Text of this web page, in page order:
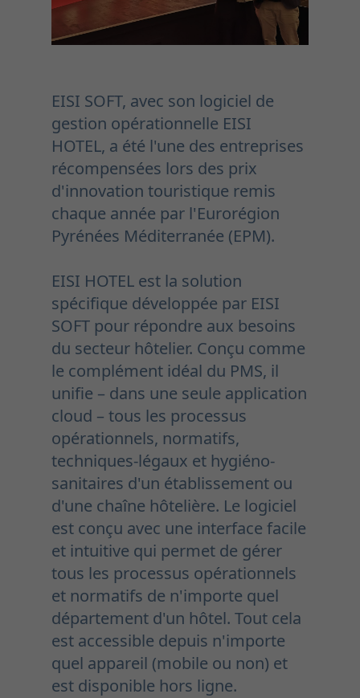
EISI SOFT, avec son logiciel de
gestion opérationnelle EISI
HOTEL, a été l'une des entreprises
récompensées lors des prix
d'innovation touristique remis
chaque année par l'Eurorégion
Pyrénées Méditerranée (EPM).
EISI HOTEL est la solution
spécifique développée par EISI
SOFT pour répondre aux besoins
du secteur hôtelier. Conçu comme
le complément idéal du PMS, il
unifie – dans une seule application
cloud – tous les processus
opérationnels, normatifs,
techniques-légaux et hygiéno-
sanitaires d'un établissement ou
d'une chaîne hôtelière. Le logiciel
est conçu avec une interface facile
et intuitive qui permet de gérer
tous les processus opérationnels
et normatifs de n'importe quel
département d'un hôtel. Tout cela
est accessible depuis n'importe
quel appareil (mobile ou non) et
est disponible hors ligne.